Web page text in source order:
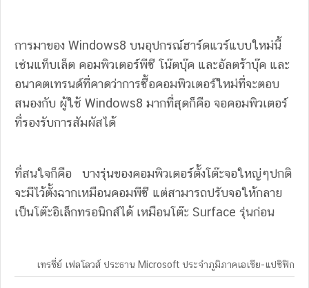
การมาของ Windows8 บนอุปกรณ์ฮาร์ดแวร์แบบใหม่นี้
เช่นแท็บเล็ต คอมพิวเตอร์พีซี โน๊ตบุ๊ค และอัลตร้าบุ๊ค และ
อนาคตเทรนด์ที่คาดว่าการซื้อคอมพิวเตอร์ใหม่ที่จะตอบ
สนองกับ ผู้ใช้ Windows8 มากที่สุดก็คือ จอคอมพิวเตอร์
ที่รองรับการสัมผัสได้
ที่สนใจก็คือ บางรุ่นของคอมพิวเตอร์ตั้งโต๊ะจอใหญ่ๆปกติ
จะมีไว้ตั้งฉากเหมือนคอมพีซี แต่สามารถปรับจอให้กลาย
เป็นโต๊ะอิเล็กทรอนิกส์ได้ เหมือนโต๊ะ Surface รุ่นก่อน
เทรซี่ย์ เฟลโลวส์ ประธาน Microsoft ประจำภูมิภาคเอเชีย-แปซิฟิก